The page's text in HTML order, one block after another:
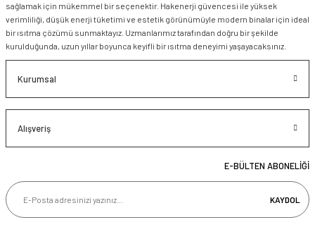
sağlamak için mükemmel bir seçenektir. Hakenerji güvencesi ile yüksek
verimliliği, düşük enerji tüketimi ve estetik görünümüyle modern binalar için ideal
bir ısıtma çözümü sunmaktayız. Uzmanlarımız tarafından doğru bir şekilde
kurulduğunda, uzun yıllar boyunca keyifli bir ısıtma deneyimi yaşayacaksınız.
Kurumsal
Alışveriş
E-BÜLTEN ABONELİĞİ
KAYDOL